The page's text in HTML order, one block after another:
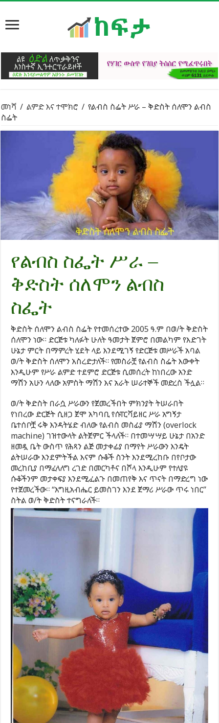
መነሻ / ልምድ እና ተሞክሮ / የልብስ ስፌት ሥራ – ቅድስት ሰለሞን ልብስ
ስፌት
የልብስ ስፌት ሥራ –
ቅድስት ሰለሞን ልብስ
ስፌት
ቅድስት ሰለሞን ልብስ ስፌት የተመሰረተው 2005 ዓ.ም በወ/ት ቅድስት
ሰለሞን ነው። ድርጅቱ ካለፉት ሁለት ዓመታት ጀምሮ በመልካም የእድገት
ሁኔታ ምርት በማምረት ሂደት ላይ እንደሚገኝ የድርጅቱ መሥራች አባል
ወ/ት ቅድስት ሰለሞን አስረድታለች። የመስራቿ የልብስ ስፌት እውቀት
እንዲሁም የሥራ ልምድ ተደምሮ ድርጅቱ ሲመሰረት ከነበረው አንድ
ማሽን አሁን ላለው አምስት ማሽን እና አራት ሠራተኞች መድረስ ችሏል።
ወ/ት ቅድስት በራሷ ሥራውን የጀመረችበት ምክንያት ትሠራበት
የነበረው ድርጅት ሲዘጋ ጀሞ አካባቢ የሱፐርቫይዘር ሥራ አግኝታ
ቤተሰቦቿ ሩቅ እንዳትሄድ ብለው የልብስ መስፊያ ማሽን (overlock
machine) ገዝተውላት ልትጀምር ችላለች። በተመሣሣይ ሁኔታ በአንድ
ዘመዷ ቤት ውስጥ የሕጻን ልጅ መታቀፊያ በማየት ሥራውን እንዴት
ልትሠራው እንደምትችል እናም ሱቆች ስንት እንደሚረከቡ በየቦታው
መረከቢያ በማፈላለግ ረገድ በመርካቶና በሾላ እንዲሁም የተለያዩ
ሱቆችንም መታቀፍያ እንደሚፈልጉ በመጠየቅ እና ጥናት በማድረግ ነው
የተጀመረችው። “እግዚአብሔር ይመስገን እንደ ጀማሪ ሥራው ጥሩ ነበር”
ስትል ወ/ት ቅድስት ተናግራለች።